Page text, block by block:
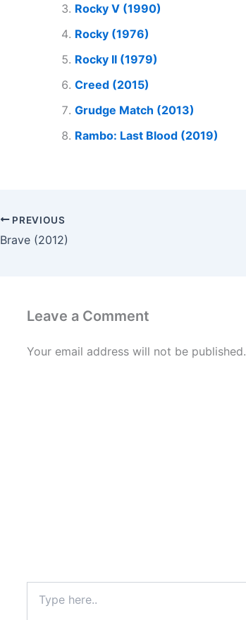
Rocky V (1990)
Rocky (1976)
Rocky II (1979)
Creed (2015)
Grudge Match (2013)
Rambo: Last Blood (2019)
PREVIOUS
Brave (2012)
Leave a Comment
Your email address will not be published.
here..